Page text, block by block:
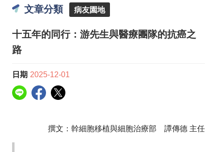
文章分類 病友園地
十五年的同行：游先生與醫療團隊的抗癌之
路
日期 2025-12-01
撰文：幹細胞移植與細胞治療部 譚傳德 主任